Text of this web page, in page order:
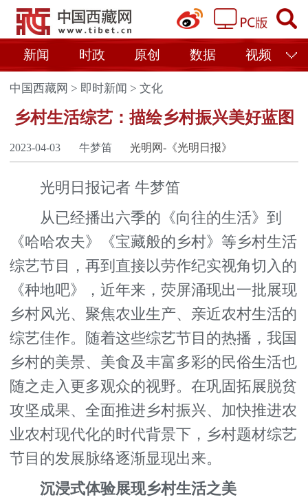
新闻 时政 原创 数据 视频
中国西藏网 > 即时新闻 >文化
乡村生活综艺：描绘乡村振兴美好蓝图
2023-04-03 牛梦笛 光明网-《光明日报》
光明日报记者 牛梦笛
从已经播出六季的《向往的生活》到
《哈哈农夫》《宝藏般的乡村》等乡村生活
综艺节目，再到直接以劳作纪实视角切入的
《种地吧》，近年来，荧屏涌现出一批展现
乡村风光、聚焦农业生产、亲近农村生活的
综艺佳作。随着这些综艺节目的热播，我国
乡村的美景、美食及丰富多彩的民俗生活也
随之走入更多观众的视野。在巩固拓展脱贫
攻坚成果、全面推进乡村振兴、加快推进农
业农村现代化的时代背景下，乡村题材综艺
节目的发展脉络逐渐显现出来。
沉浸式体验展现乡村生活之美